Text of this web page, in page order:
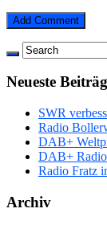
Neueste
SWR
Radio
DAB+
DAB+
Radio Fratz
Archiv